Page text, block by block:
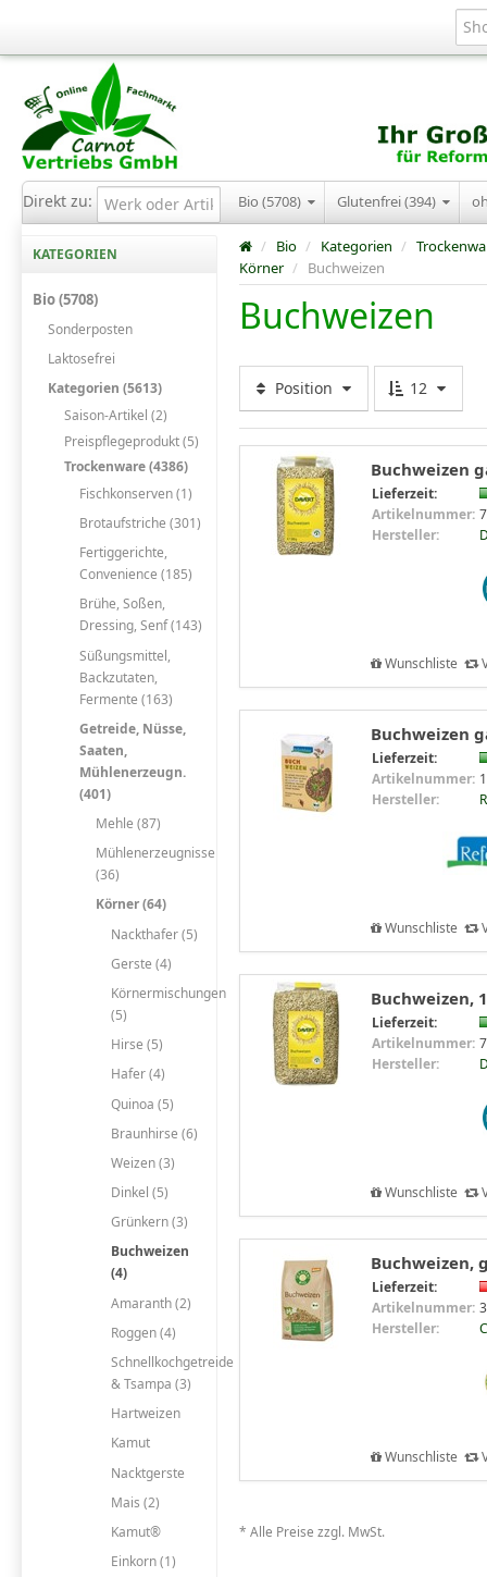
Direkt zu: Bio (5708) Glutenfrei (394)
KATEGORIEN
Bio (5708)
Sonderposten
Laktosefrei
Kategorien (5613)
Saison-Artikel (2)
Preispflegeprodukt (5)
Trockenware (4386)
Fischkonserven (1)
Brotaufstriche (301)
Fertiggerichte,
Convenience (185)
Brühe, Soßen,
Dressing, Senf (143)
Süßungsmittel,
Backzutaten,
Fermente (163)
Getreide, Nüsse,
Saaten,
Mühlenerzeugn.
(401)
Mehle (87)
Mühlenerzeugnisse
(36)
Körner (64)
Nackthafer (5)
Gerste (4)
Körnermischungen
(5)
Hirse (5)
Hafer (4)
Quinoa (5)
Braunhirse (6)
Weizen (3)
Dinkel (5)
Grünkern (3)
Buchweizen
(4)
Amaranth (2)
Roggen (4)
Schnellkochgetreide
& Tsampa (3)
Hartweizen
Kamut
Nacktgerste
Mais (2)
Kamut®
Einkorn (1)
/ Bio / Kategorien /
Körner / Buchweizen
Buchweizen
Position 12
Buchweizen
Lieferzeit:
Artikelnummer:
Hersteller:
Wunschliste
Buchweizen
Lieferzeit:
Artikelnummer:
Hersteller:
Wunschliste
Buchweizen,
Lieferzeit:
Artikelnummer:
Hersteller:
Wunschliste
Buchweizen,
Lieferzeit:
Artikelnummer:
Hersteller:
Wunschliste
* Alle Preise zzgl. MwSt.